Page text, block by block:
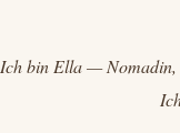
Ich bin Ella — Nomadin,